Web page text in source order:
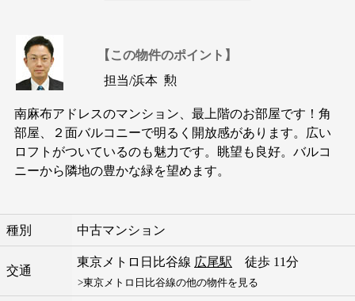
【この物件のポイント】
担当/浜本 勲
南麻布アドレスのマンション、最上階のお部屋です！角
部屋、２面バルコニーで明るく開放感があります。広い
ロフトがついているのも魅力です。眺望も良好。バルコ
ニーから隣地の豊かな緑を望めます。
種別 中古マンション
交通
東京メトロ日比谷線 広尾駅 徒歩 11分
>東京メトロ日比谷線の他の物件を見る